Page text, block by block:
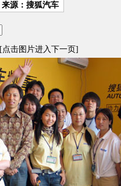
来源：搜狐汽车
[点击图片进入下一页]